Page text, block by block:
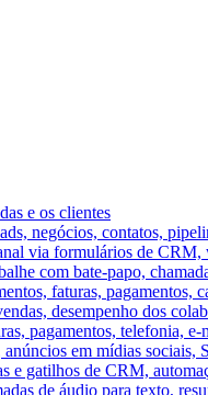
e os clientes
negócios, contatos,
via formulários de
com bate-papo,
faturas, pagamentos,
desempenho dos
pagamentos, telefonia,
em mídias sociais,
e gatilhos de CRM,
de áudio para texto,